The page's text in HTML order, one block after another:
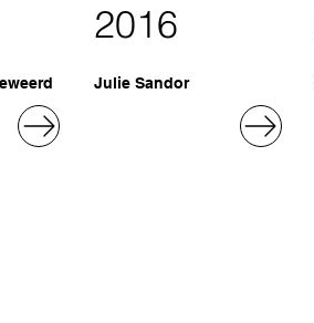
2016
Julie Sandor